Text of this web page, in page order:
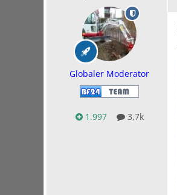
Globaler Moderator
1.997 3,7k